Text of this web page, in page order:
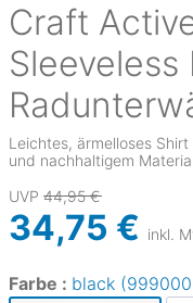
Craft
Leichtes, ärmelloses
und nachhaltigem
UVP 44,95 €
34,75 € inkl.
Farbe : black